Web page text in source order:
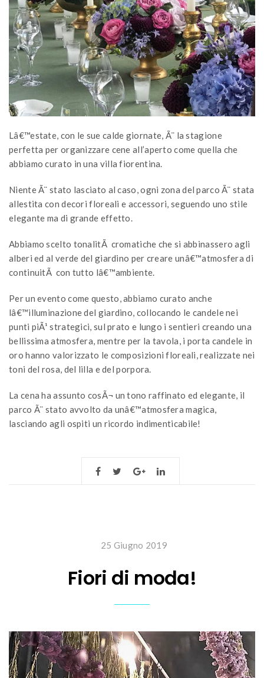
Lâ€™estate, con le sue calde giornate, Ã¨ la stagione
perfetta per organizzare cene all’aperto come quella che
abbiamo curato in una villa fiorentina.
Niente Ã¨ stato lasciato al caso, ogni zona del parco Ã¨ stata
allestita con decori floreali e accessori, seguendo uno stile
elegante ma di grande effetto.
Abbiamo scelto tonalitÃ cromatiche che si abbinassero agli
alberi ed al verde del giardino per creare unâ€™atmosfera di
continuitÃ con tutto lâ€™ambiente.
Per un evento come questo, abbiamo curato anche
lâ€™illuminazione del giardino, collocando le candele nei
punti piÃ¹ strategici, sul prato e lungo i sentieri creando una
bellissima atmosfera, mentre per la tavola, i porta candele in
oro hanno valorizzato le composizioni floreali, realizzate nei
toni del rosa, del lilla e del porpora.
La cena ha assunto cosÃ¬ un tono raffinato ed elegante, il
parco Ã¨ stato avvolto da unâ€™atmosfera magica,
lasciando agli ospiti un ricordo indimenticabile!
25 Giugno 2019
Fiori di moda!